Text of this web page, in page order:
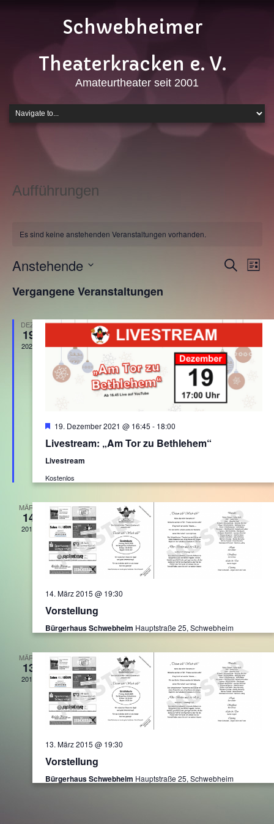
Schwebheimer
Theaterkracken e. V.
Amateurtheater seit 2001
Aufführungen
Es sind keine anstehenden Veranstaltungen vorhanden.
Ansichten,
Suche
Liste
Anstehende
wählen.
Vergangene Veranstaltungen
DEZ.
19
2021
Hervorgehoben
19. Dezember 2021 @ 16:45 - 18:00
Livestream: „Am Tor zu Bethlehem“
Livestream
Kostenlos
MÄRZ
14
2015
14. März 2015 @ 19:30
Vorstellung
Bürgerhaus Schwebheim Hauptstraße 25, Schwebheim
MÄRZ
13
2015
13. März 2015 @ 19:30
Vorstellung
Bürgerhaus Schwebheim Hauptstraße 25, Schwebheim